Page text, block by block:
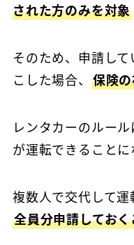
された方のみを対象
そのため、申請し
こした場合、 保険
レンタカーのルール
が運転できることに
複数人で交代して運
全員分申請してお